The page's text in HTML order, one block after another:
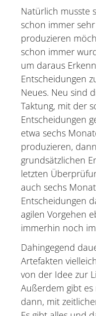
Natürlich musste
schon immer
produzieren
schon immer
um daraus
Entscheidungen
Neues. Neu sind
Taktung, mit der
Entscheidungen
etwa sechs
produzieren,
grundsätzlichen
letzten
auch sechs
Entscheidungen
agilen Vorgehen
immerhin noch
Dahingegend
Artefakten
von der Idee zur
Außerdem gibt
dann, mit